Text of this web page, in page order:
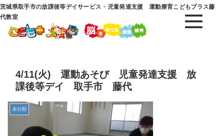
茨城県取手市の放課後等デイサービス・児童発達支援 運動療育こどもプラス藤
代教室
4/11(火) 運動あそび 児童発達支援 放
課後等デイ 取手市 藤代
未分類